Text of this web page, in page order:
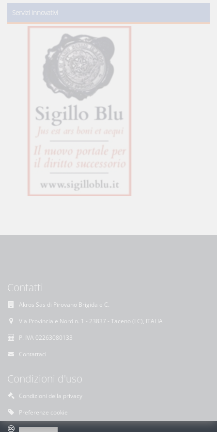
Servizi innovativi
Contatti
Akros Sas di Pirovano Brigida e C.
Via Provinciale Nord n. 1 - 23837 - Taceno (LC), ITALIA
P. IVA 02263080133
Contattaci
Condizioni d'uso
Condizioni della privacy
Preferenze cookie